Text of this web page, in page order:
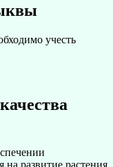
учесть
на развитие растения